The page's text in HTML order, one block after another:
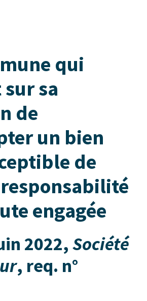
qui
sa
de
un bien
de
engagée
2022,Société
, req. n°